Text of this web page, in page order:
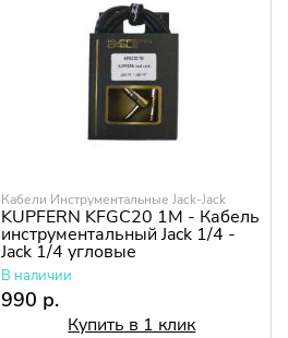
Кабели Инструментальные Jack-Jack
KUPFERN KFGC20 1M - Кабель
инструментальный Jack 1/4 -
Jack 1/4 угловые
В наличии
990 р.
Купить в 1 клик